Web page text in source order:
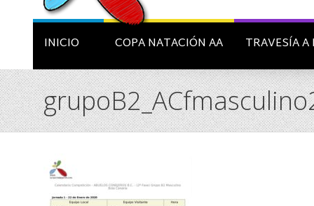
INICIO COPA NATACIÓN AA TRAVESÍA